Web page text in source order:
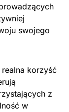
swojego
korzyść
z
w